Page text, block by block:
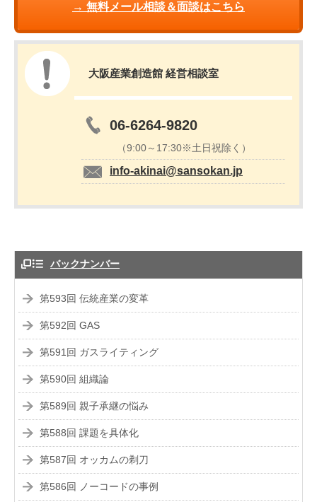
→ 無料メール相談＆面談はこちら
大阪産業創造館 経営相談室
06-6264-9820
（9:00～17:30※土日祝除く）
info-akinai@sansokan.jp
バックナンバー
第593回 伝統産業の変革
第592回 GAS
第591回 ガスライティング
第590回 組織論
第589回 親子承継の悩み
第588回 課題を具体化
第587回 オッカムの剃刀
第586回 ノーコードの事例